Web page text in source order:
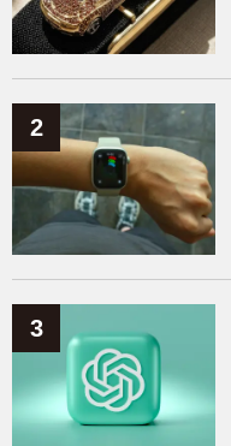
AppleWatchアクセサリー
Xiaomi（119）